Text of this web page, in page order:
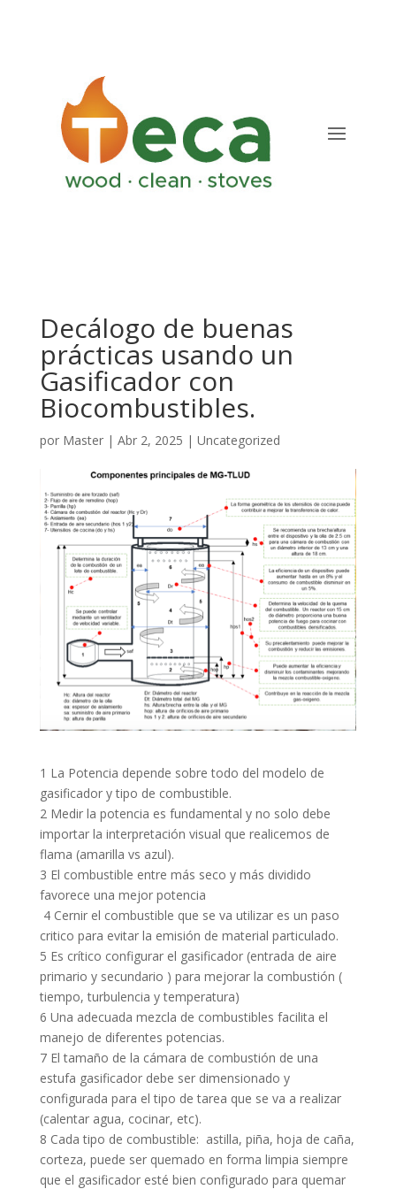
Decálogo de buenas
prácticas usando un
Gasificador con
Biocombustibles.
por Master| Abr 2, 2025 | Uncategorized
1 La Potencia depende sobre todo del modelo de
gasificador y tipo de combustible.
2 Medir la potencia es fundamental y no solo debe
importar la interpretación visual que realicemos de
flama (amarilla vs azul).
3 El combustible entre más seco y más dividido
favorece una mejor potencia
4 Cernir el combustible que se va utilizar es un paso
critico para evitar la emisión de material particulado.
5 Es crítico configurar el gasificador (entrada de aire
primario y secundario ) para mejorar la combustión (
tiempo, turbulencia y temperatura)
6 Una adecuada mezcla de combustibles facilita el
manejo de diferentes potencias.
7 El tamaño de la cámara de combustión de una
estufa gasificador debe ser dimensionado y
configurada para el tipo de tarea que se va a realizar
(calentar agua, cocinar, etc).
8 Cada tipo de combustible: astilla, piña, hoja de caña,
corteza, puede ser quemado en forma limpia siempre
que el gasificador esté bien configurado para quemar